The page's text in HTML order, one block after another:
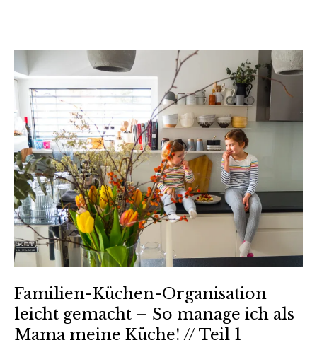
Familien-Küchen-Organisation
leicht gemacht – So manage ich als
Mama meine Küche! // Teil 1